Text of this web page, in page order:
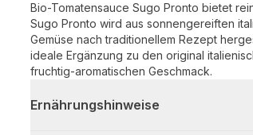
Bio-Tomatensauce Sugo Pronto bietet
Sugo Pronto wird aus sonnengereiften
Gemüse nach traditionellem Rezept
ideale Ergänzung zu den original
fruchtig-aromatischen Geschmack.
Ernährungshinweise